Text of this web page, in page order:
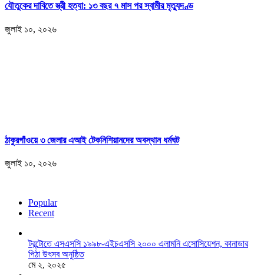
যৌতুকের দাবিতে স্ত্রী হত্যা: ১৩ বছর ৭ মাস পর স্বামীর মৃত্যুদণ্ড
জুলাই ১০, ২০২৬
ঠাকুরগাঁওয়ে ৩ জেলার এআই টেকনিশিয়ানদের অবস্থান ধর্মঘট
জুলাই ১০, ২০২৬
Popular
Recent
টরন্টোতে এসএসসি ১৯৯৮-এইচএসসি ২০০০ এলামনি এসোসিয়েশন, কানাডার
পিঠা উৎসব অনুষ্ঠিত
মে ২, ২০২৫